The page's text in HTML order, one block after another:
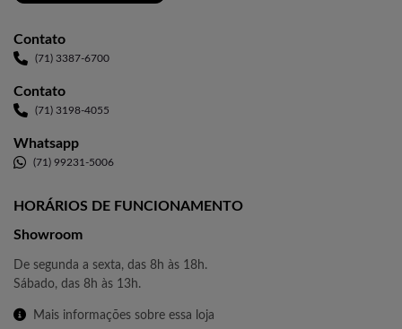
Contato
(71) 3387-6700
Contato
(71) 3198-4055
Whatsapp
(71) 99231-5006
HORÁRIOS DE FUNCIONAMENTO
Showroom
De segunda a sexta, das 8h às 18h.
Sábado, das 8h às 13h.
Mais informações sobre essa loja